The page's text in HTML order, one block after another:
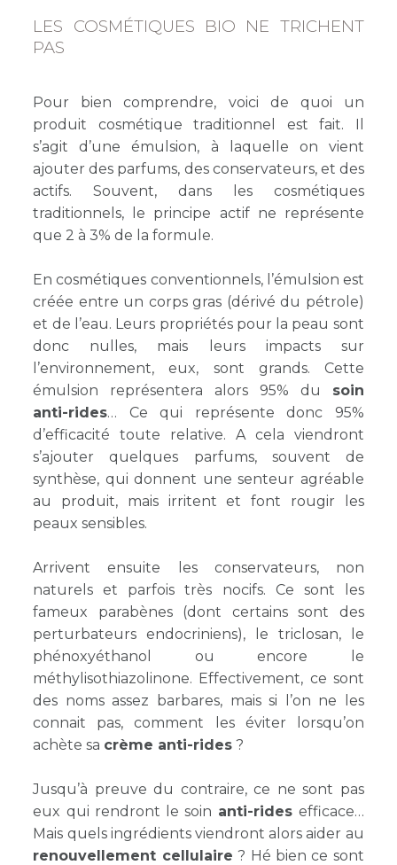
LES COSMÉTIQUES BIO NE TRICHENT
PAS
Pour bien comprendre, voici de quoi un
produit cosmétique traditionnel est fait. Il
s’agit d’une émulsion, à laquelle on vient
ajouter des parfums, des conservateurs, et des
actifs. Souvent, dans les cosmétiques
traditionnels, le principe actif ne représente
que 2 à 3% de la formule.
En cosmétiques conventionnels, l’émulsion est
créée entre un corps gras (dérivé du pétrole)
et de l’eau. Leurs propriétés pour la peau sont
donc nulles, mais leurs impacts sur
l’environnement, eux, sont grands. Cette
émulsion représentera alors 95% du soin
anti-ridesCe qui représente donc 95%
d’efficacité toute relative. A cela viendront
s’ajouter quelques parfums, souvent de
synthèse, qui donnent une senteur agréable
au produit, mais irritent et font rougir les
peaux sensibles.
Arrivent ensuite les conservateurs, non
naturels et parfois très nocifs. Ce sont les
fameux parabènes (dont certains sont des
perturbateurs endocriniens), le triclosan, le
phénoxyéthanol ou encore le
méthylisothiazolinone. Effectivement, ce sont
des noms assez barbares, mais si l’on ne les
connait pas, comment les éviter lorsqu’on
achète sa crème anti-rides ?
Jusqu’à preuve du contraire, ce ne sont pas
eux qui rendront le soin anti-rides efficace
Mais quels ingrédients viendront alors aider au
renouvellement cellulaire ? Hé bien ce sont